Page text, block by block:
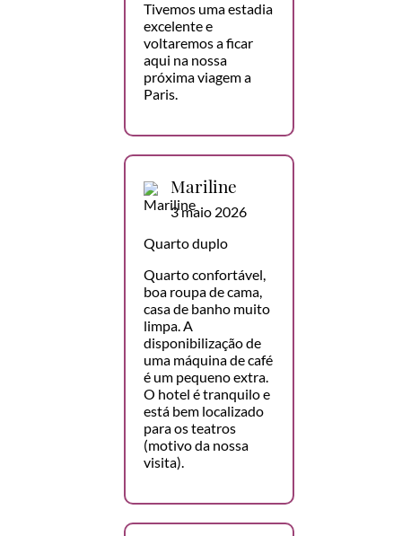
Tivemos uma estadia
excelente e
voltaremos a ficar
aqui na nossa
próxima viagem a
Paris.
Mariline
3 maio 2026
Quarto duplo
Quarto confortável,
boa roupa de cama,
casa de banho muito
limpa. A
disponibilização de
uma máquina de café
é um pequeno extra.
O hotel é tranquilo e
está bem localizado
para os teatros
(motivo da nossa
visita).